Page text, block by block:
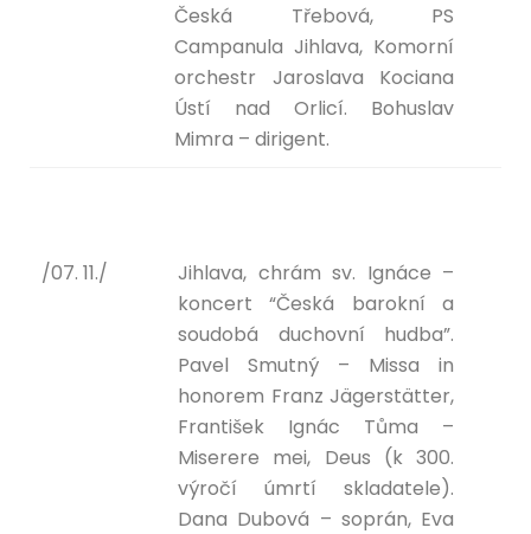
Česká Třebová, PS
Campanula Jihlava, Komorní
orchestr Jaroslava Kociana
Ústí nad Orlicí. Bohuslav
Mimra – dirigent.
/07. 11./
Jihlava, chrám sv. Ignáce –
koncert “Česká barokní a
soudobá duchovní hudba”.
Pavel Smutný – Missa in
honorem Franz Jägerstätter,
František Ignác Tůma –
Miserere mei, Deus (k 300.
výročí úmrtí skladatele).
Dana Dubová – soprán, Eva